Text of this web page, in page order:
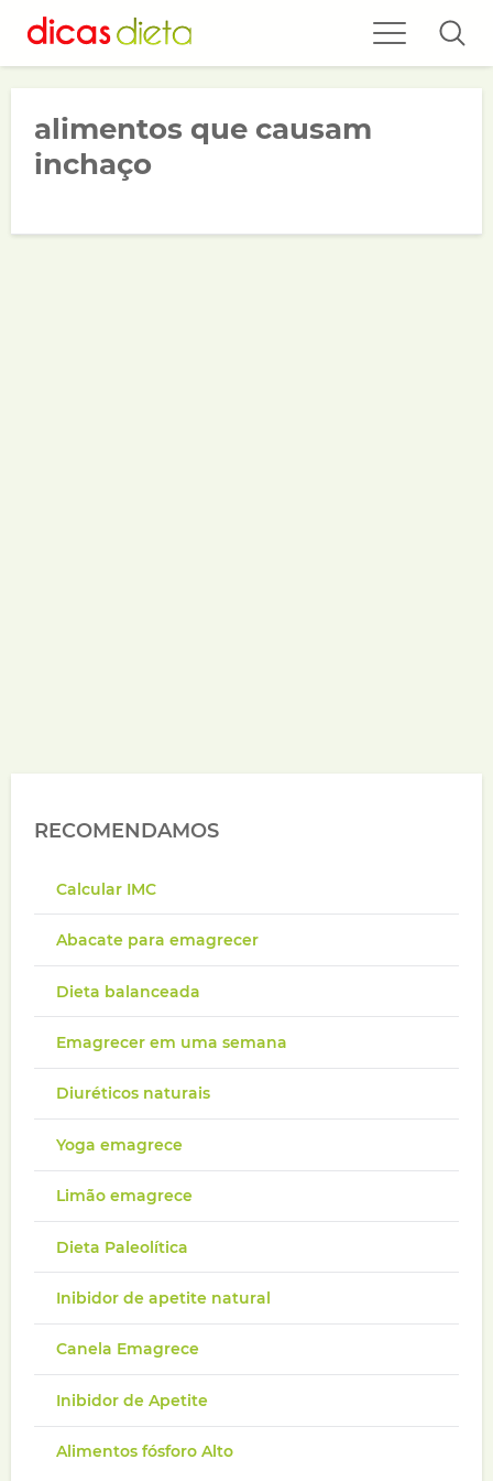
alimentos que causam
inchaço
RECOMENDAMOS
Calcular IMC
Abacate para emagrecer
Dieta balanceada
Emagrecer em uma semana
Diuréticos naturais
Yoga emagrece
Limão emagrece
Dieta Paleolítica
Inibidor de apetite natural
Canela Emagrece
Inibidor de Apetite
Alimentos fósforo Alto